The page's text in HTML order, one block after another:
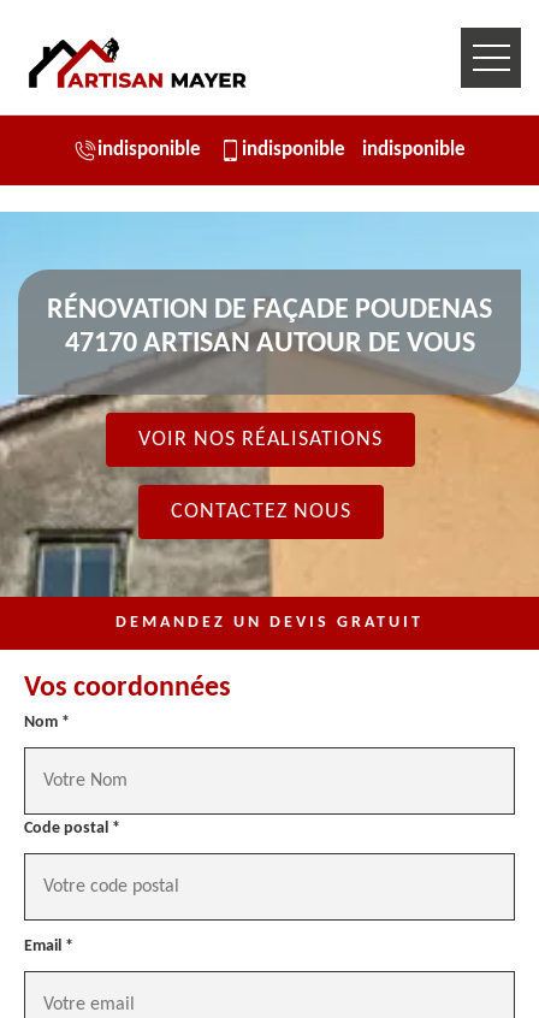
indisponible indisponible indisponible
RÉNOVATION DE FAÇADE POUDENAS
47170 ARTISAN AUTOUR DE VOUS
VOIR NOS RÉALISATIONS
CONTACTEZ NOUS
DEMANDEZ UN DEVIS GRATUIT
Vos coordonnées
Nom *
Code postal *
Email *